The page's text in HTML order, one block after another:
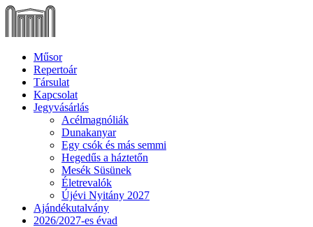
Műsor
Repertoár
Társulat
Kapcsolat
Jegyvásárlás
Acélmagnóliák
Dunakanyar
Egy csók és más semmi
Hegedűs a háztetőn
Mesék Süsünek
Életrevalók
Újévi Nyitány 2027
Ajándékutalvány
2026/2027-es évad